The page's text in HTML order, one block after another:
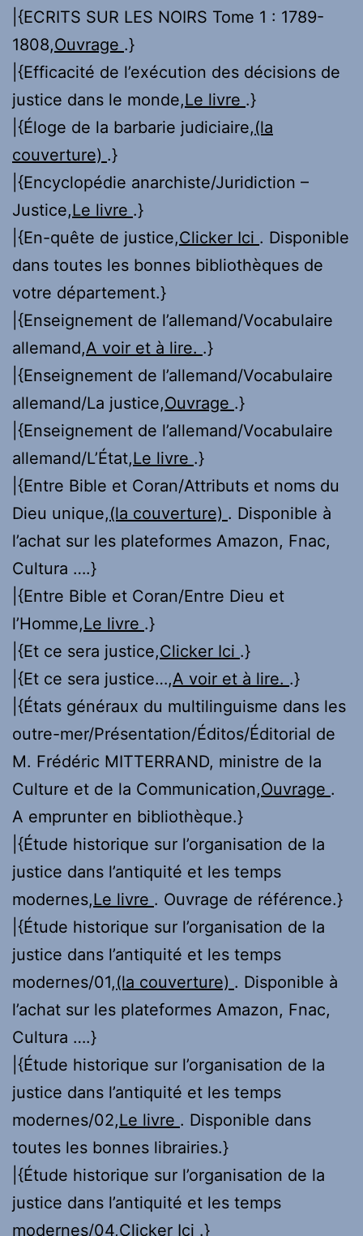
|{ECRITS SUR LES NOIRS Tome 1 : 1789-
1808,Ouvrage .}
|{Efficacité de l’exécution des décisions de
justice dans le monde,Le livre .}
|{Éloge de la barbarie judiciaire,(la
couverture) .}
|{Encyclopédie anarchiste/Juridiction –
Justice,Le livre .}
|{En-quête de justice,Clicker Ici . Disponible
dans toutes les bonnes bibliothèques de
votre département.}
|{Enseignement de l’allemand/Vocabulaire
allemand,A voir et à lire. .}
|{Enseignement de l’allemand/Vocabulaire
allemand/La justice,Ouvrage .}
|{Enseignement de l’allemand/Vocabulaire
allemand/L’État,Le livre .}
|{Entre Bible et Coran/Attributs et noms du
Dieu unique,(la couverture) . Disponible à
l’achat sur les plateformes Amazon, Fnac,
Cultura ….}
|{Entre Bible et Coran/Entre Dieu et
l’Homme,Le livre .}
|{Et ce sera justice,Clicker Ici .}
|{Et ce sera justice…,A voir et à lire. .}
|{États généraux du multilinguisme dans les
outre-mer/Présentation/Éditos/Éditorial de
M. Frédéric MITTERRAND, ministre de la
Culture et de la Communication,Ouvrage .
A emprunter en bibliothèque.}
|{Étude historique sur l’organisation de la
justice dans l’antiquité et les temps
modernes,Le livre . Ouvrage de référence.}
|{Étude historique sur l’organisation de la
justice dans l’antiquité et les temps
modernes/01,(la couverture) . Disponible à
l’achat sur les plateformes Amazon, Fnac,
Cultura ….}
|{Étude historique sur l’organisation de la
justice dans l’antiquité et les temps
modernes/02,Le livre . Disponible dans
toutes les bonnes librairies.}
|{Étude historique sur l’organisation de la
justice dans l’antiquité et les temps
modernes/04,Clicker Ici .}